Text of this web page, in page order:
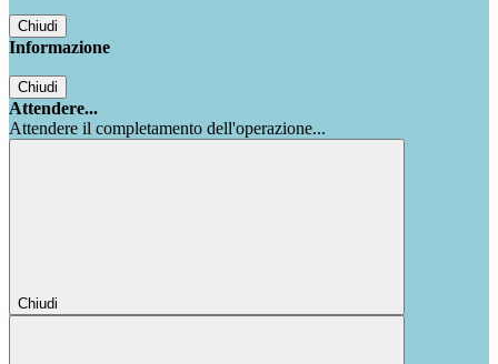
Chiudi
Informazione
Chiudi
Attendere...
Attendere il completamento dell'operazione...
Chiudi